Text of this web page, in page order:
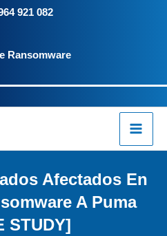
921 082
Ransomware
Afectados En
A Puma
STUDY]